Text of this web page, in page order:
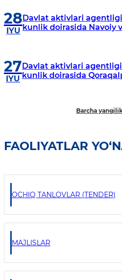
28
IYU
Davlat aktivlari
kunlik doirasida Navoiy
27
IYU
Davlat aktivlari
kunlik doirasida
Barcha
FAOLIYATLAR
OCHIQ TANLOVLAR (TENDER)
MAJLISLAR